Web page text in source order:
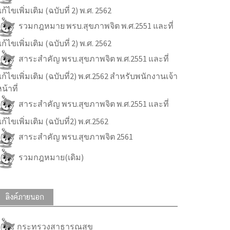
ไขเพิ่มเติม (ฉบับที่ 2) พ.ศ. 2562
รวมกฎหมาย พรบ.สุขภาพจิต พ.ศ.2551 และที่
ไขเพิ่มเติม (ฉบับที่ 2) พ.ศ. 2562
สาระสำคัญ พรบ.สุขภาพจิต พ.ศ.2551 และที่
ไขเพิ่มเติม (ฉบับที่2) พ.ศ.2562 สำหรับพนักงานเจ้า
น้าที่
สาระสำคัญ พรบ.สุขภาพจิต พ.ศ.2551 และที่
ไขเพิ่มเติม (ฉบับที่2) พ.ศ.2562
สาระสำคัญ พรบ.สุขภาพจิต 2561
รวมกฎหมาย(เดิม)
ลิงค์ภายนอก
กระทรวงสาธารณสุข